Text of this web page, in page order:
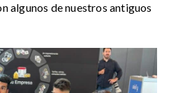
algunos de nuestros antiguos